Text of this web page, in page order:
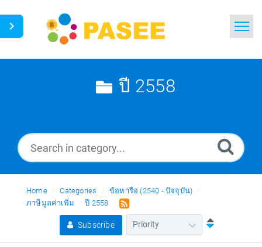
Search
Glossary
Thai
ปี 2558
Home Categories
ข้อหารือ (2540 - ปัจจุบัน)
ภาษีมูลค่าเพิ่ม
ปี 2558
Subscribe